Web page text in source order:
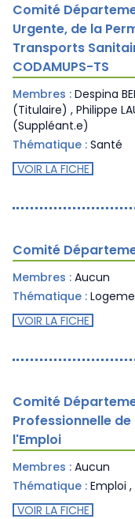
Comité
Urgente, de la
Transports
CODAMUPS-TS
Membres : Despina
(Titulaire) , Philippe
(Suppléant.e)
Thématique : Santé
VOIR LA FICHE
Comité
Membres : Aucun
Thématique :
VOIR LA FICHE
Comité
Professionnelle
l'Emploi
Membres : Aucun
Thématique : Emploi ,
VOIR LA FICHE